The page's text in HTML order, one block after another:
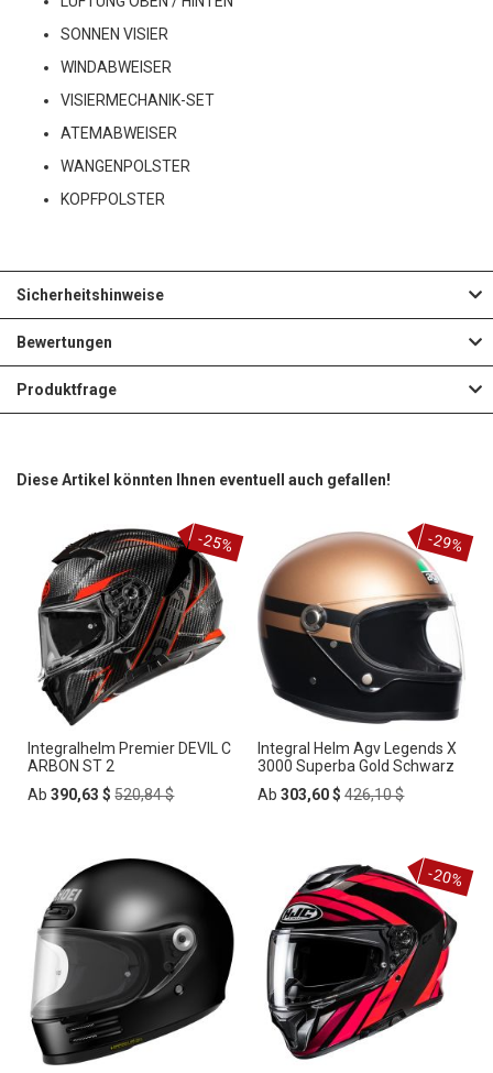
SONNEN VISIER
WINDABWEISER
VISIERMECHANIK-SET
ATEMABWEISER
WANGENPOLSTER
KOPFPOLSTER
Sicherheitshinweise
Bewertungen
Produktfrage
Diese Artikel könnten Ihnen eventuell auch gefallen!
Integralhelm Premier DEVIL C
ARBON ST 2
Ab 390,63 $ Regular
520,84 $
-25%
Integral Helm Agv Legends X
3000 Superba Gold Schwarz
Ab 303,60 $ Regular
426,10 $
-29%
-20%